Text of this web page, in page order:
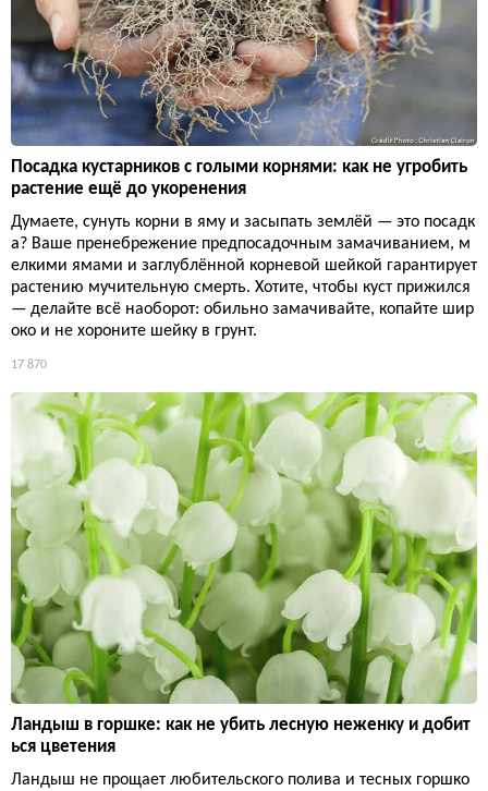
Посадка кустарников с голыми корнями: как не угробить
растение ещё до укоренения
Думаете, сунуть корни в яму и засыпать землёй — это посадк
а? Ваше пренебрежение предпосадочным замачиванием, м
елкими ямами и заглублённой корневой шейкой гарантирует
растению мучительную смерть. Хотите, чтобы куст прижился
— делайте всё наоборот: обильно замачивайте, копайте шир
око и не хороните шейку в грунт.
17 870
Ландыш в горшке: как не убить лесную неженку и добит
ься цветения
Ландыш не прощает любительского полива и тесных горшко